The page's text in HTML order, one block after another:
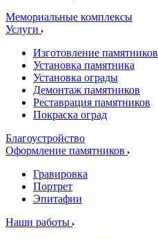
Мемориальные комплексы
Услуги
Изготовление памятников
Установка памятника
Установка ограды
Демонтаж памятников
Реставрация памятников
Покраска оград
Благоустройство
Оформление памятников
Гравировка
Портрет
Эпитафии
Наши работы